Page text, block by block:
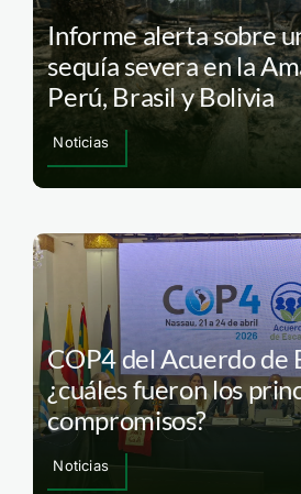
Informe alerta sobre
sequía severa en la
Perú, Brasil y Bolivia
Noticias
COP4 del Acuerdo de
¿cuáles fueron los
compromisos?
Noticias